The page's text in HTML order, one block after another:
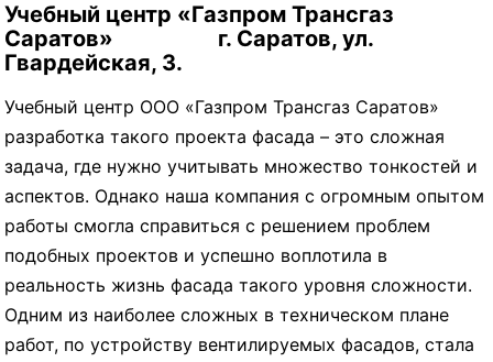
Учебный центр «Газпром Трансгаз
Саратов» г. Саратов, ул.
Гвардейская, 3.
Учебный центр ООО «Газпром Трансгаз Саратов»
разработка такого проекта фасада – это сложная
задача, где нужно учитывать множество тонкостей и
аспектов. Однако наша компания с огромным опытом
работы смогла справиться с решением проблем
подобных проектов и успешно воплотила в
реальность жизнь фасада такого уровня сложности.
Одним из наиболее сложных в техническом плане
работ, по устройству вентилируемых фасадов, стала